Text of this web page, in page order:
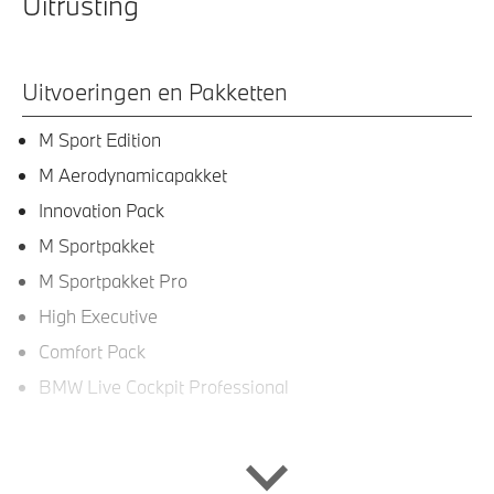
Uitvoeringen en Pakketten
M Sport Edition
M Aerodynamicapakket
Innovation Pack
M Sportpakket
M Sportpakket Pro
High Executive
Comfort Pack
BMW Live Cockpit Professional